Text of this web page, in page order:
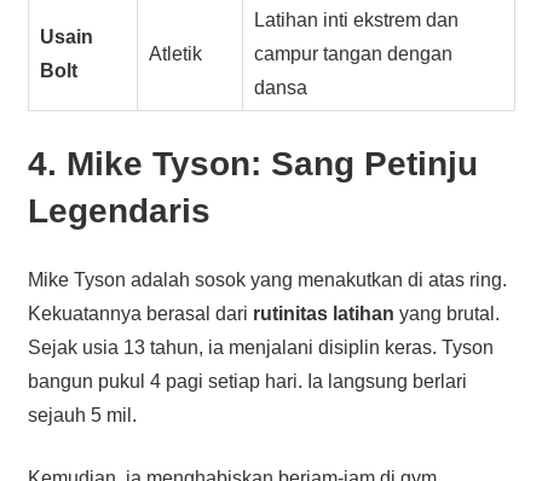
Usain
Bolt
Atletik
Latihan inti ekstrem dan
campur tangan dengan
dansa
4. Mike Tyson: Sang Petinju
Legendaris
Mike Tyson adalah sosok yang menakutkan di atas ring.
Kekuatannya berasal dari rutinitas latihan yang brutal.
Sejak usia 13 tahun, ia menjalani disiplin keras. Tyson
bangun pukul 4 pagi setiap hari. Ia langsung berlari
sejauh 5 mil.